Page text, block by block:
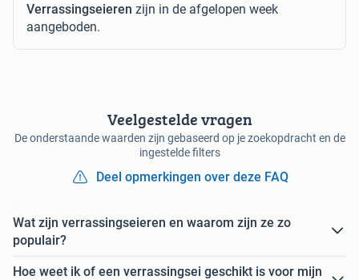
Verrassingseieren zijn in de afgelopen week
aangeboden.
Veelgestelde vragen
De onderstaande waarden zijn gebaseerd op je zoekopdracht en de
ingestelde filters
Deel opmerkingen over deze FAQ
Wat zijn verrassingseieren en waarom zijn ze zo
populair?
Hoe weet ik of een verrassingsei geschikt is voor mijn